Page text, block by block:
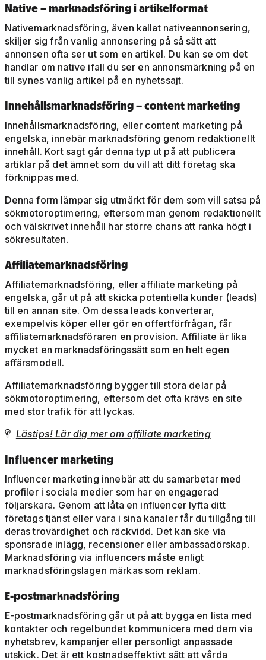
Native – marknadsföring i artikelformat
Nativemarknadsföring, även kallat nativeannonsering,
skiljer sig från vanlig annonsering på så sätt att
annonsen ofta ser ut som en artikel. Du kan se om det
handlar om native ifall du ser en annonsmärkning på en
till synes vanlig artikel på en nyhetssajt.
Innehållsmarknadsföring – content marketing
Innehållsmarknadsföring, eller content marketing på
engelska, innebär marknadsföring genom redaktionellt
innehåll. Kort sagt går denna typ ut på att publicera
artiklar på det ämnet som du vill att ditt företag ska
förknippas med.
Denna form lämpar sig utmärkt för dem som vill satsa på
sökmotoroptimering, eftersom man genom redaktionellt
och välskrivet innehåll har större chans att ranka högt i
sökresultaten.
Affiliatemarknadsföring
Affiliatemarknadsföring, eller affiliate marketing på
engelska, går ut på att skicka potentiella kunder (leads)
till en annan site. Om dessa leads konverterar,
exempelvis köper eller gör en offertförfrågan, får
affiliatemarknadsföraren en provision. Affiliate är lika
mycket en marknadsföringssätt som en helt egen
affärsmodell.
Affiliatemarknadsföring bygger till stora delar på
sökmotoroptimering, eftersom det ofta krävs en site
med stor trafik för att lyckas.
 Lästips! Lär dig mer om affiliate marketing
Influencer marketing
Influencer marketing innebär att du samarbetar med
profiler i sociala medier som har en engagerad
följarskara. Genom att låta en influencer lyfta ditt
företags tjänst eller vara i sina kanaler får du tillgång till
deras trovärdighet och räckvidd. Det kan ske via
sponsrade inlägg, recensioner eller ambassadörskap.
Marknadsföring via influencers måste enligt
marknadsföringslagen märkas som reklam.
E-postmarknadsföring
E-postmarknadsföring går ut på att bygga en lista med
kontakter och regelbundet kommunicera med dem via
nyhetsbrev, kampanjer eller personligt anpassade
utskick. Det är ett kostnadseffektivt sätt att vårda